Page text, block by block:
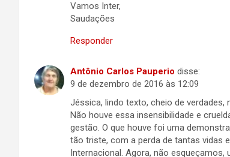
Vamos Inter,
Saudações
Responder
Antônio Carlos Pauperio disse:
9 de dezembro de 2016 às 12:09
Jéssica, lindo texto, cheio de
Não houve essa insensibilidade e
gestão. O que houve foi uma
tão triste, com a perda de tantas vidas
Internacional. Agora, não